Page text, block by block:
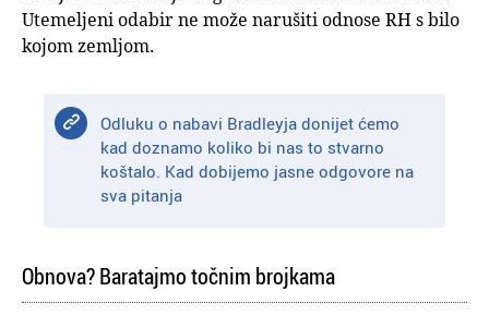
Utemeljeni odabir ne može narušiti odnose RH s bilo
kojom zemljom.
Odluku o nabavi Bradleyja donijet ćemo
kad doznamo koliko bi nas to stvarno
koštalo. Kad dobijemo jasne odgovore na
sva pitanja
Obnova? Baratajmo točnim brojkama